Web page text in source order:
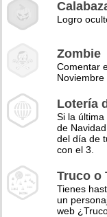
Logro
Zombie
Comentar
Lotería
Si la
de
del día de
con el 3.
Truco o
Tienes
un
web